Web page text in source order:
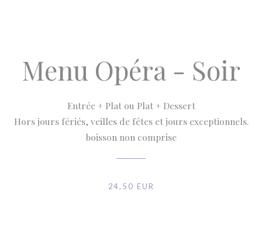
Menu Opéra - Soir
Entrée + Plat ou Plat + Dessert
Hors jours fériés, veilles de fêtes et jours exceptionnels.
boisson non comprise
24,50 EUR